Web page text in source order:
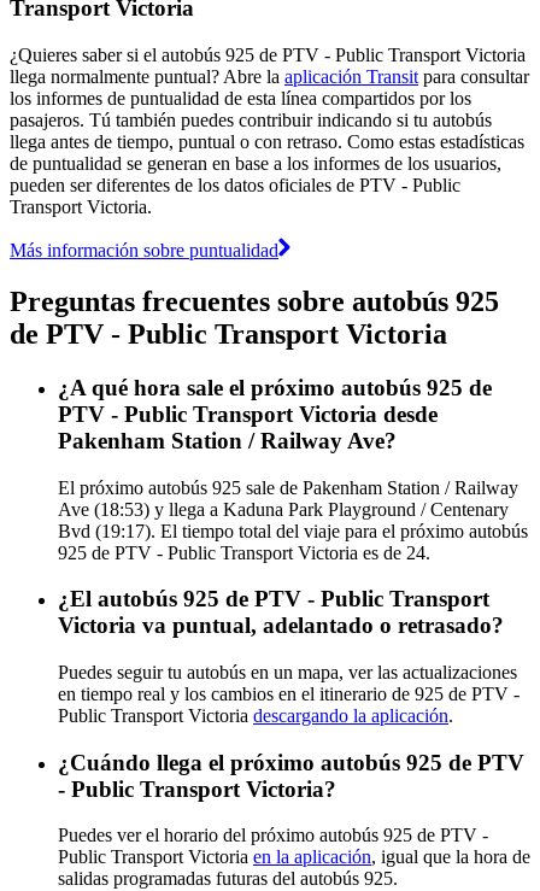
Transport Victoria
¿Quieres saber si el autobús 925 de PTV - Public Transport Victoria
llega normalmente puntual? Abre la aplicación Transit para consultar
los informes de puntualidad de esta línea compartidos por los
pasajeros. Tú también puedes contribuir indicando si tu autobús
llega antes de tiempo, puntual o con retraso. Como estas estadísticas
de puntualidad se generan en base a los informes de los usuarios,
pueden ser diferentes de los datos oficiales de PTV - Public
Transport Victoria.
Más información sobre puntualidad
Preguntas frecuentes sobre autobús 925
de PTV - Public Transport Victoria
¿A qué hora sale el próximo autobús 925 de
PTV - Public Transport Victoria desde
Pakenham Station / Railway Ave?
El próximo autobús 925 sale de Pakenham Station / Railway
Ave (18:53) y llega a Kaduna Park Playground / Centenary
Bvd (19:17). El tiempo total del viaje para el próximo autobús
925 de PTV - Public Transport Victoria es de 24.
¿El autobús 925 de PTV - Public Transport
Victoria va puntual, adelantado o retrasado?
Puedes seguir tu autobús en un mapa, ver las actualizaciones
en tiempo real y los cambios en el itinerario de 925 de PTV -
Public Transport Victoria descargando la aplicación.
¿Cuándo llega el próximo autobús 925 de PTV
- Public Transport Victoria?
Puedes ver el horario del próximo autobús 925 de PTV -
Public Transport Victoria en la aplicación, igual que la hora de
salidas programadas futuras del autobús 925.